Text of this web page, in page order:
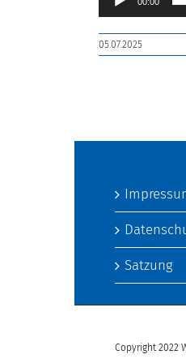
05.07.2025
Satzung
Copyright 2022